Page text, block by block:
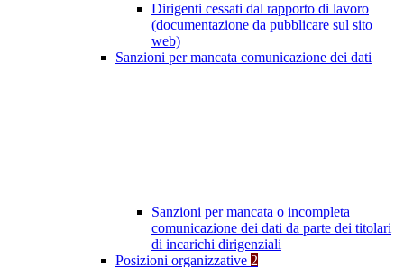
Dirigenti cessati dal rapporto di lavoro
(documentazione da pubblicare sul sito
web)
Sanzioni per mancata comunicazione dei dati
Sanzioni per mancata o incompleta
comunicazione dei dati da parte dei titolari
di incarichi dirigenziali
Posizioni organizzative 2